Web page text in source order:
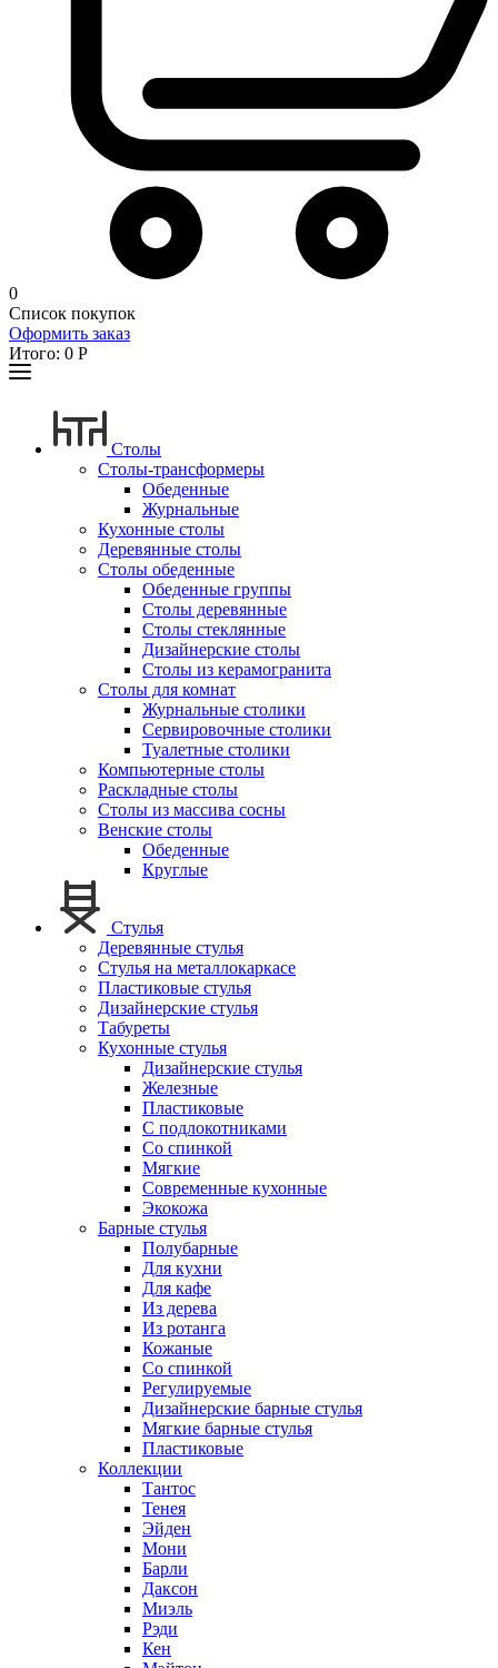
0
Список покупок
Оформить заказ
Итого: 0 Р
Столы
Столы-трансформеры
Обеденные
Журнальные
Кухонные столы
Деревянные столы
Столы обеденные
Обеденные группы
Столы деревянные
Столы стеклянные
Дизайнерские столы
Столы из керамогранита
Столы для комнат
Журнальные столики
Сервировочные столики
Туалетные столики
Компьютерные столы
Раскладные столы
Столы из массива сосны
Венские столы
Обеденные
Круглые
Стулья
Деревянные стулья
Стулья на металлокаркасе
Пластиковые стулья
Дизайнерские стулья
Табуреты
Кухонные стулья
Дизайнерские стулья
Железные
Пластиковые
С подлокотниками
Со спинкой
Мягкие
Современные кухонные
Экокожа
Барные стулья
Полубарные
Для кухни
Для кафе
Из дерева
Из ротанга
Кожаные
Со спинкой
Регулируемые
Дизайнерские барные стулья
Мягкие барные стулья
Пластиковые
Коллекции
Тантос
Тенея
Эйден
Мони
Барли
Даксон
Миэль
Рэди
Кен